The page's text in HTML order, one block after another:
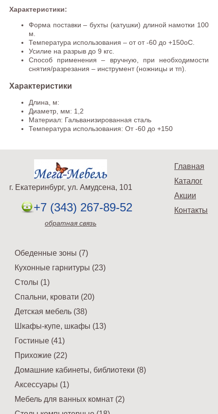
Характеристики:
Форма поставки – бухты (катушки) длиной намотки 100
м.
Температура использования – от от -60 до +150оС.
Усилие на разрыв до 9 кгс.
Способ применения – вручную, при необходимости
снятия/разрезания – инструмент (ножницы и тп).
Характеристики
Длина, м:
Диаметр, мм: 1,2
Материал: Гальванизированная сталь
Температура использования: От -60 до +150
Главная
Каталог
Акции
Контакты
г. Екатеринбург, ул. Амудсена, 101
+7 (343) 267-89-52
обратная связь
Обеденные зоны (7)
Кухонные гарнитуры (23)
Столы (1)
Спальни, кровати (20)
Детская мебель (38)
Шкафы-купе, шкафы (13)
Гостиные (41)
Прихожие (22)
Домашние кабинеты, библиотеки (8)
Аксессуары (1)
Мебель для ванных комнат (2)